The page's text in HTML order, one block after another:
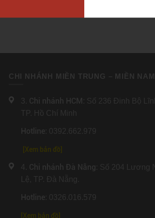
chất lượng cho du
chi tiết về Kangwon
CHI NHÁNH MIỀN TRUNG – MIỀN NAM
3. Chi nhánh HCM : Số 236 Đinh Bộ
TP. Hồ Chí Minh
Hotline: 0392.662.979
[Xem bản đồ]
4. Chi nhánh Đà Nẵng: Số 204 Lương
Lệ, TP. Đà Nẵng.
Hotline: 0326.016.579
Xem bản đồ